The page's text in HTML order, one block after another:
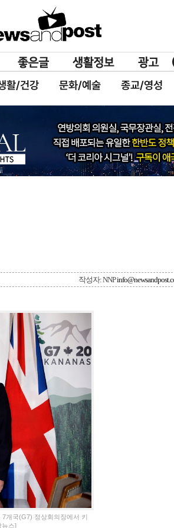
활/건강 문화/예술 종교/영성
작성자: NNP
개국(G7) 정상회의장에서 키
뉴스]